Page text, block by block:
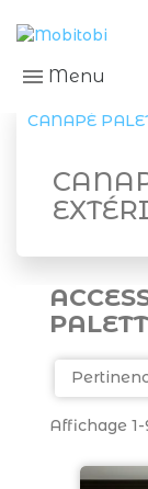
Menu
CANAPÉ
Affichage